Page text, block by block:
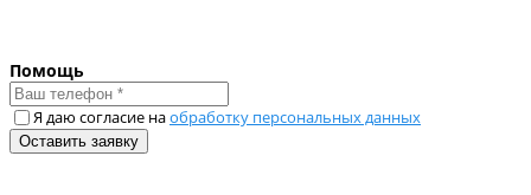
Помощь
Я даю согласие наобработку персональных данных